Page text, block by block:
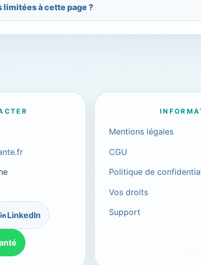
à cette page ?
LinkedIn
Mentions légales
CGU
Politique de
Vos droits
Support